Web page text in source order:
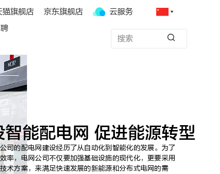
猫旗舰店 京东旗舰店
云服务
智能配电网 促进能源转型
司的配电网建设经历了从自动化到智能化的发展。为了
率，电网公司不仅要加强基础设施的现代化，更要采用
术方案，来满足快速发展的新能源和分布式电网的需